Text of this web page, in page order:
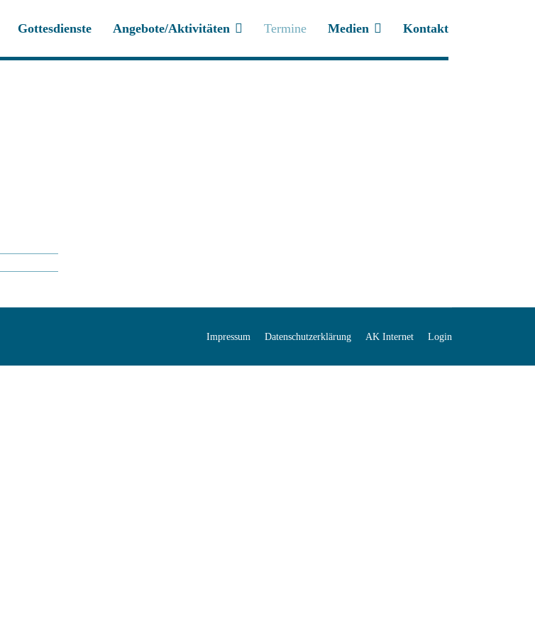
Gottesdienste Angebote/Aktivitäten Termine Medien Kontakt
Impressum Datenschutzerklärung AK Internet Login